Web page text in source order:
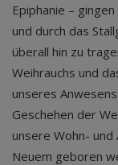
Epiphanie –
und durch das
überall hin zu
Weihrauchs und
unseres
Geschehen der
unsere Wohn-
Neuem geboren